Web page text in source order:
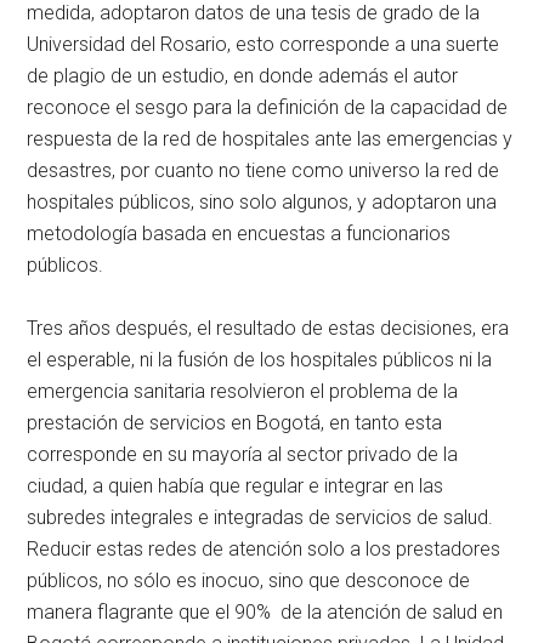
medida, adoptaron datos de una tesis de grado de la
Universidad del Rosario, esto corresponde a una suerte
de plagio de un estudio, en donde además el autor
reconoce el sesgo para la definición de la capacidad de
respuesta de la red de hospitales ante las emergencias y
desastres, por cuanto no tiene como universo la red de
hospitales públicos, sino solo algunos, y adoptaron una
metodología basada en encuestas a funcionarios
públicos.
Tres años después, el resultado de estas decisiones, era
el esperable, ni la fusión de los hospitales públicos ni la
emergencia sanitaria resolvieron el problema de la
prestación de servicios en Bogotá, en tanto esta
corresponde en su mayoría al sector privado de la
ciudad, a quien había que regular e integrar en las
subredes integrales e integradas de servicios de salud.
Reducir estas redes de atención solo a los prestadores
públicos, no sólo es inocuo, sino que desconoce de
manera flagrante que el 90% de la atención de salud en